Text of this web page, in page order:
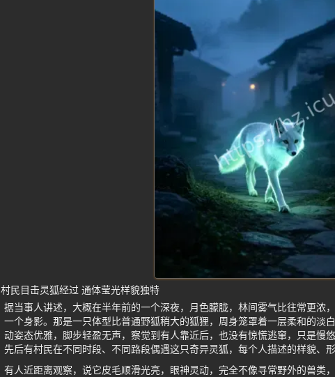
村民目击灵狐经过 通体莹光样貌独特
据当事人讲述，大概在半年前的一个深夜，月色朦胧，林间雾气比往常更浓
一个身影。那是一只体型比普通野狐稍大的狐狸，周身笼罩着一层柔和的淡
动姿态优雅，脚步轻盈无声，察觉到有人靠近后，也没有惊慌逃窜，只是慢
先后有村民在不同时段、不同路段偶遇这只奇异灵狐，每个人描述的样貌、
有人近距离观察，说它皮毛顺滑光亮，眼神灵动，完全不像寻常野外的兽类，